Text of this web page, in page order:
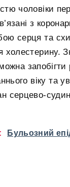
чоловіки
з
серця та
холестерину.
запобігти
віку та
серцево-
Бульозний